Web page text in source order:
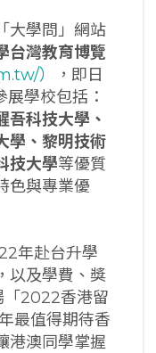
大學問」網站
台灣教育博覽
）
，即日
學校包括：
吾科技大學、
學、黎明技術
技大學等優質
色與專業優
年赴台升學
以及學費、獎
「2022香港留
最值得期待香
港澳同學掌握